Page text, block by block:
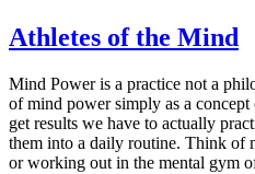
Athletes of the Mind
Mind Power is a practice not a
of mind power simply as a
get results we have to actually
them into a daily routine. Think of
or working out in the mental gym